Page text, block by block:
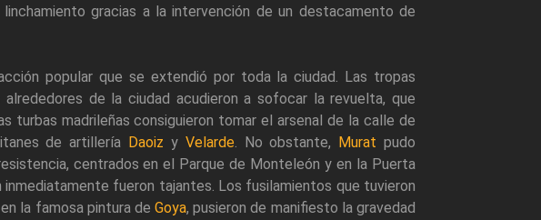
gracias a la intervención de un destacamento de
popular que se extendió por toda la ciudad. Las tropas
de la ciudad acudieron a sofocar la revuelta, que
turbas madrileñas consiguieron tomar el arsenal de la calle de
de artillería Daoiz y Velarde. No obstante, Murat pudo
centrados en el Parque de Monteleón y en la Puerta
fueron tajantes. Los fusilamientos que tuvieron
la famosa pintura deGoya, pusieron de manifiesto la gravedad